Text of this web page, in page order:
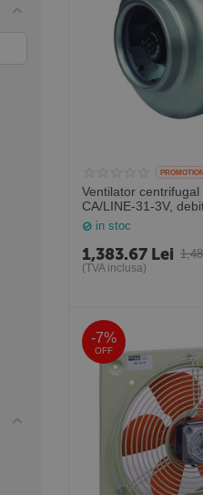
Ventilator centrifugal
CA/LINE-31-3V,
mc/h pentru
Sodeca Spania
in stoc
1,383.67 Lei
(TVA inclusa)
-7%
OFF